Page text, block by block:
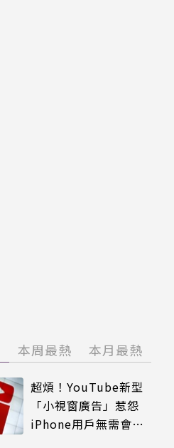
本周最熱 本月最熱
超煩！YouTube新型
「小視窗廣告」惹怨
iPhone用戶無需會員